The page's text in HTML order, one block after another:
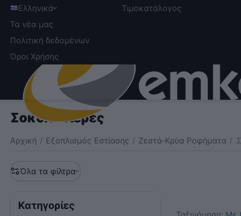
Ελληνικά
Τιμοκατάλογος
Τα νέα μας
Πολιτική δεδομένων
Όροι Χρήσης
Σοκολατιέρες
Αρχική / Εξοπλισμός Εστίασης / Ζεστά-Κρύα Ροφήματα /
Όλα τα φίλτρα
Κατηγορίες